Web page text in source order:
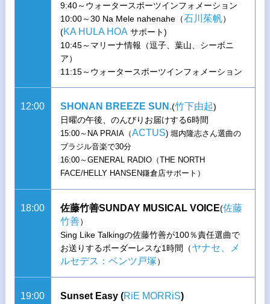
9:40～ウォータースポーツインフォメーション
10:00～30 Na Mele nahenahe（石川茱帆）
(KA HULA HOA サポート)
10:45～マリーナ情報（逗子、葉山、シーボニ
ア）
11:15～ウォータースポーツインフォメーション
12:00 SHONAN BREEZE SUN.(竹下由起)
日曜の午後、のんびりお届けする6時間
15:00～NA PRAIA（ACTUS) 堀内隆志さん選曲の
ブラジル音楽で30分
16:00～GENERAL RADIO（THE NORTH
FACE/HELLY HANSEN鎌倉店サポート）
18:00 佐藤竹善SUNDAY MUSICAL VOICE(佐藤
竹善）
Sing Like Talkingの佐藤竹善が100％責任選曲で
お送りするボーダーレスな1時間（ヤナセ、メ
ルセデス：ベンツ戸塚）
19:00 Sunset Easy (RiE MORRiS)